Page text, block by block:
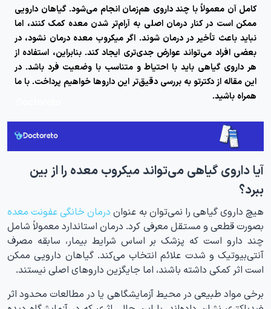
کامل آن معمولاً با چند داروی هم‌زمان انجام می‌شود. گیاهان دارویی
ممکن است در کنار درمان اصلی به آرام‌تر شدن معده کمک کنند، اما
نباید باعث تأخیر در درمان شوند. اگر میکروب معده درمان نشود، در
بعضی افراد می‌تواند عوارض جدی‌تری ایجاد کند. بنابراین، استفاده از
هر داروی گیاهی باید با احتیاط و متناسب با وضعیت فرد باشد. در
این مقاله از دکترتو به بررسی دقیق‌تر این داروها خواهیم پرداخت. با ما
همراه باشید.
آیا داروی گیاهی می‌تواند میکروب معده را از بین
ببرد؟
هیچ داروی گیاهی را نمی‌توان به عنوان درمان خانگی عفونت معده
بصورت قطعی و مستقل معرفی کرد. درمان استاندارد معمولاً شامل
چند دارو است که پزشک بر اساس شرایط بیمار، سابقه مصرف
آنتی‌بیوتیک و شدت علائم انتخاب می‌کند. گیاهان دارویی ممکن
است اثر کمکی داشته باشند، اما جایگزین داروهای اصلی نیستند.
برخی مواد طبیعی در محیط آزمایشگاهی یا در مطالعات محدود اثر